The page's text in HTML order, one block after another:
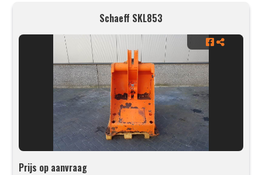
Schaeff SKL853
Prijs op aanvraag